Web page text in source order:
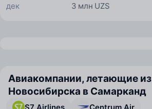
3 млн UZS
дек
Авиакомпании, летающие из
Новосибирска в Самарканд
S7 Airlines Centrum Air